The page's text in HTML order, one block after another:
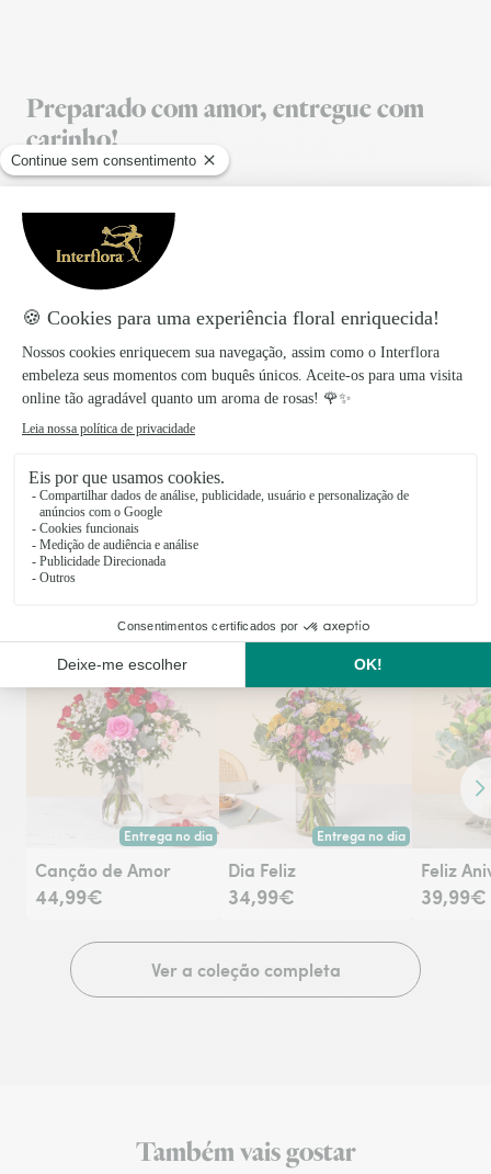
Preparado com amor, entregue com
carinho!
no dia da entrega para garantir a frescura das flores.
A entrega, no mesmo dia ou por marcação, é feita
diretamente pelos nossos floristas locais.
Taxa de entrega:
6,46€
Entrega no mesmo dia para todas as encomendas
realizadas antes das 17 horas.
Também vais gostar
Entrega no dia
Entrega hoje ou na data à tua escolha.
Canção de Amor
44,99€
Entrega no dia
Entrega hoje ou na data à
Dia Feliz
34,99€
Feliz
39,99€
Ver a coleção completa
Também vais gostar